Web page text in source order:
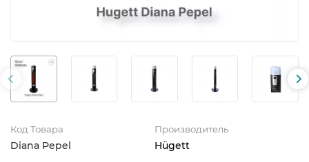
Код Товара
Diana Pepel
Производитель
Hügett